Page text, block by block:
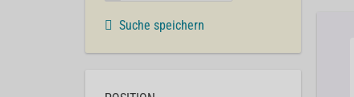
Suche speichern